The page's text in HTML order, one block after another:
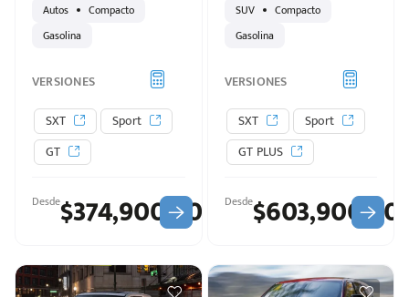
Autos
Compacto
Gasolina
VERSIONES
SXT
Sport
GT
$374,900.00
Desde
SUV
Compacto
Gasolina
VERSIONES
SXT
Sport
GT PLUS
$603,900.00
Desde